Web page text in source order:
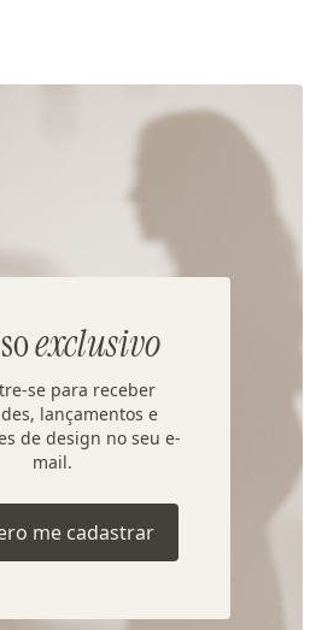
exclusivo
se para receber
lançamentos e
de design no seu e-
mail.
me cadastrar